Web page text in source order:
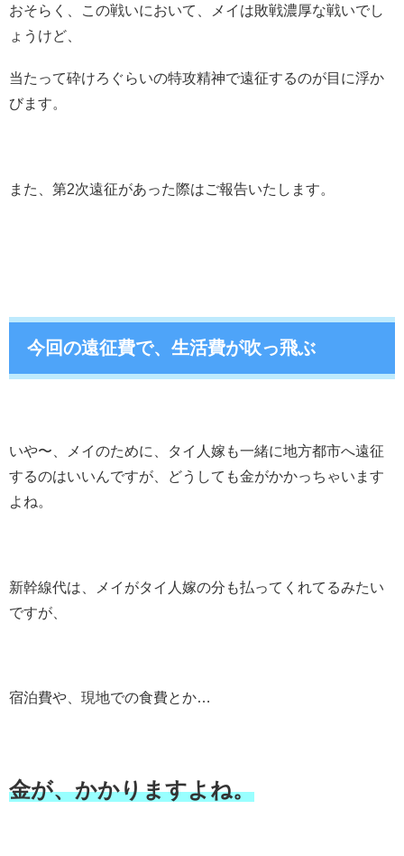
おそらく、この戦いにおいて、メイは敗戦濃厚な戦いでし
ょうけど、
当たって砕けろぐらいの特攻精神で遠征するのが目に浮か
びます。
また、第2次遠征があった際はご報告いたします。
今回の遠征費で、生活費が吹っ飛ぶ
いや〜、メイのために、タイ人嫁も一緒に地方都市へ遠征
するのはいいんですが、どうしても金がかかっちゃいます
よね。
新幹線代は、メイがタイ人嫁の分も払ってくれてるみたい
ですが、
宿泊費や、現地での食費とか…
金が、かかりますよね。